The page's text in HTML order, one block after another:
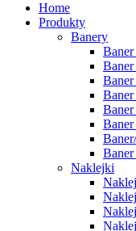
Home
Produkty
Banery
Baner
Baner
Naklejki